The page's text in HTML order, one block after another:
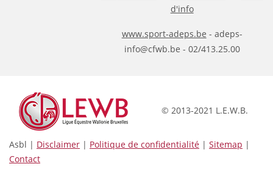
d'info
www.sport-adeps.be - adeps-
info@cfwb.be - 02/413.25.00
© 2013-2021 L.E.W.B.
Asbl | Disclaimer | Politique de confidentialité | Sitemap |
Contact